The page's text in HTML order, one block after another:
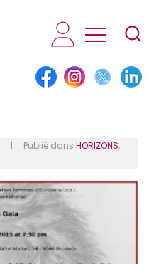
AESM...
| Publié dans HORIZONS,